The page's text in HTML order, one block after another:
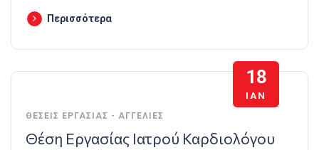
Περισσότερα
18
ΙΑΝ
ΘΈΣΕΙΣ ΕΡΓΑΣΊΑΣ - ΑΓΓΕΛΊΕΣ
Θέση Εργασίας Ιατρού Καρδιολόγου